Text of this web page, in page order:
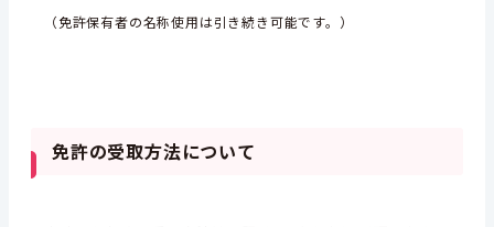
（免許保有者の名称使用は引き続き可能です。）
免許の受取方法について